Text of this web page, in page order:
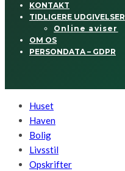
KONTAKT
TIDLIGERE UDGIVELSER
Online aviser
OM OS
PERSONDATA – GDPR
Huset
Haven
Bolig
Livsstil
Opskrifter